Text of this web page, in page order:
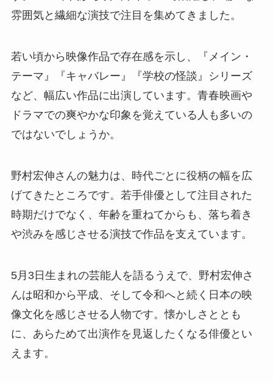
雰囲気と繊細な演技で注目を集めてきました。
若い頃から映像作品で存在感を示し、『メイン・
テーマ』『キャバレー』『学校の怪談』シリーズ
など、幅広い作品に出演しています。青春映画や
ドラマでの爽やかな印象を覚えている人も多いの
ではないでしょうか。
野村宏伸さんの魅力は、時代ごとに役柄の幅を広
げてきたところです。若手俳優として注目された
時期だけでなく、年齢を重ねてからも、落ち着き
や渋みを感じさせる演技で作品を支えています。
5月3日生まれの芸能人を語るうえで、野村宏伸さ
んは昭和から平成、そして令和へと続く日本の映
像文化を感じさせる人物です。懐かしさととも
に、あらためて出演作を見返したくなる俳優とい
えます。